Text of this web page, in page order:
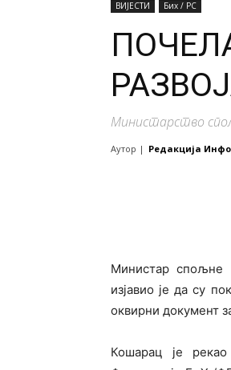
ВИЈЕСТИ Бих / РС
Министарство
Аутор | Редакција
Министар спољне
изјавио је да су
оквирни документ
Кошарац је